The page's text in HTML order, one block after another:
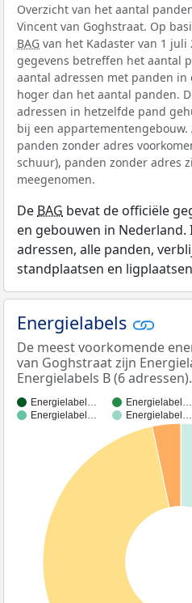
Overzicht van het aantal
Vincent van Goghstraat. Op
BAG van het Kadaster van 1 juli
gegevens betreffen het aantal
aantal adressen met panden
hoger dan het aantal panden.
adressen in hetzelfde pand
bij een
panden zonder adres
schuur), panden zonder adres
meegenomen.
De BAG bevat de officiële
en gebouwen in Nederland.
adressen, alle panden,
standplaatsen en
Energielabels
De meest voorkomende
van Goghstraat zijn
Energielabels B (6 adressen).
Energielabel… Energielabel…
Energielabel…
Energielabel…